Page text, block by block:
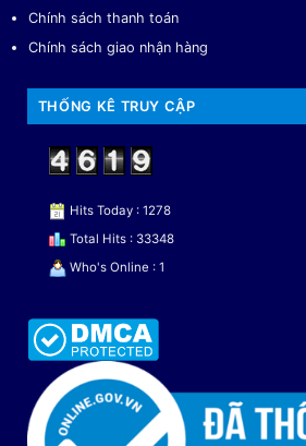
Chính sách thanh toán
Chính sách giao nhận hàng
THỐNG KÊ TRUY CẬP
Hits Today : 1278
Total Hits : 33348
Who's Online : 1